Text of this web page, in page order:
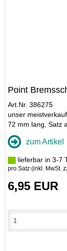
Point
Art.Nr. 386275
unser
72 mm lang, Satz
zum Artikel
lieferbar in 3-7
pro Satz (inkl. MwSt.
6,95 EUR